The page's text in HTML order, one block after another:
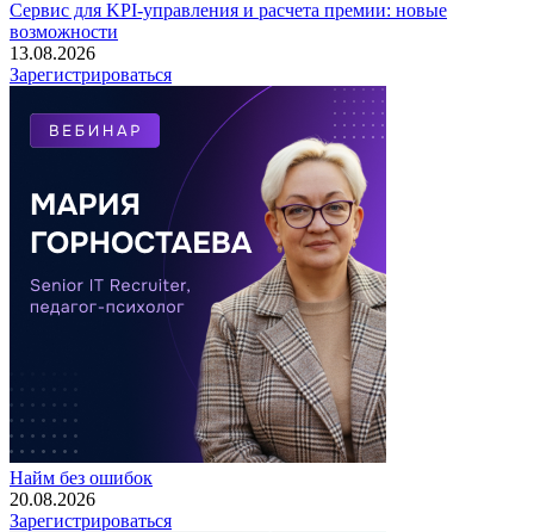
Сервис для KPI-управления и расчета премии: новые
возможности
13.08.2026
Зарегистрироваться
Найм без ошибок
20.08.2026
Зарегистрироваться